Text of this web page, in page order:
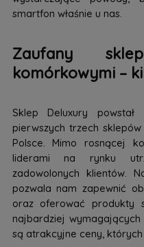
smartfon właśnie u nas.
Zaufany
komórkowymi –
Sklep Deluxury
pierwszych trzech
Polsce. Mimo rosnącej
liderami na rynku
zadowolonych klientów.
pozwala nam zapewnić
oraz oferować produkty
najbardziej
są atrakcyjne ceny,